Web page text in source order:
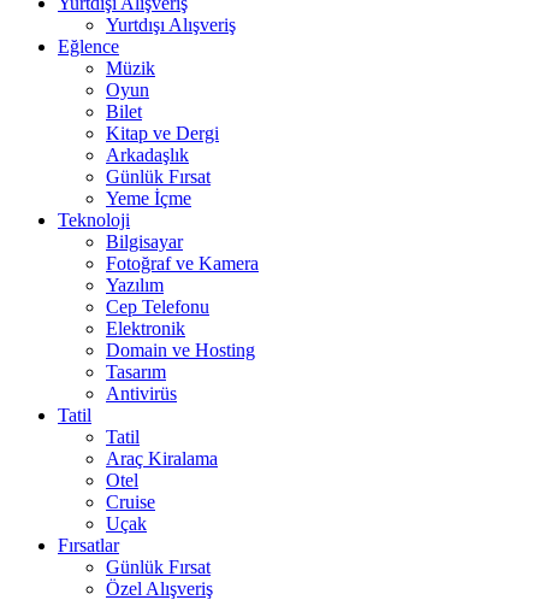
Yurtdışı Alışveriş
Eğlence
Müzik
Oyun
Bilet
Kitap ve Dergi
Arkadaşlık
Günlük Fırsat
Yeme İçme
Teknoloji
Bilgisayar
Fotoğraf ve Kamera
Yazılım
Cep Telefonu
Elektronik
Domain ve Hosting
Tasarım
Antivirüs
Tatil
Tatil
Araç Kiralama
Otel
Cruise
Uçak
Fırsatlar
Günlük Fırsat
Özel Alışveriş